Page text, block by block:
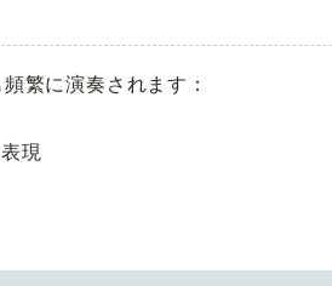
繁に演奏されます：
現